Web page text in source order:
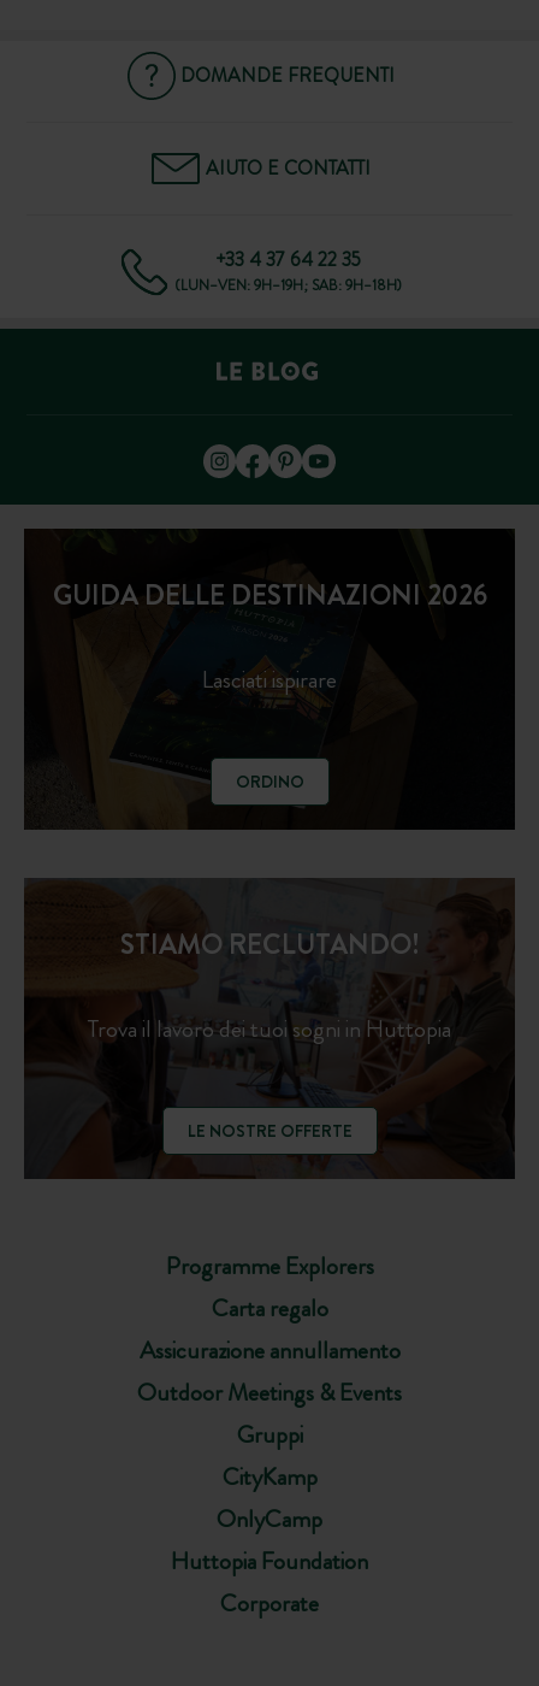
DOMANDE FREQUENTI
AIUTO E CONTATTI
+33 4 37 64 22 35
(LUN–VEN: 9H–19H; SAB: 9H–18H)
GUIDA DELLE DESTINAZIONI 2026
Lasciati ispirare
ORDINO
Programme Explorers
Carta regalo
Assicurazione annullamento
Outdoor Meetings & Events
Gruppi
CityKamp
OnlyCamp
Huttopia Foundation
Corporate
STIAMO RECLUTANDO!
Trova il lavoro dei tuoi sogni in Huttopia
LE NOSTRE OFFERTE